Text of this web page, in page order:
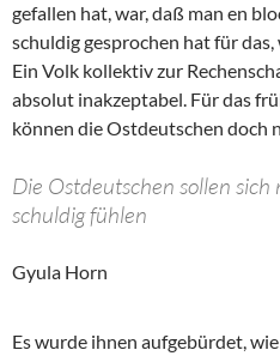
gefallen hat, war, daß man en
schuldig gesprochen hat für
Ein Volk kollektiv zur
absolut inakzeptabel. Für das
können die Ostdeutschen doch
Die Ostdeutschen sollen
schuldig fühlen
Gyula Horn
Es wurde ihnen aufgebürdet,